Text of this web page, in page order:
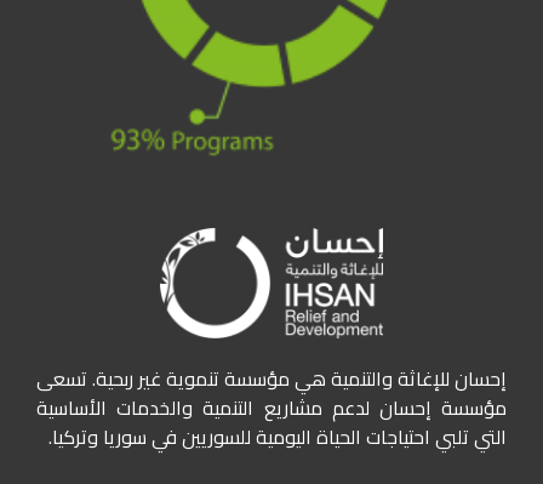
إحسان للإغاثة والتنمية هي مؤسسة تنموية غير ربحية. تسعى
مؤسسة إحسان لدعم مشاريع التنمية والخدمات الأساسية
التي تلبي احتياجات الحياة اليومية للسوريين في سوريا وتركيا.